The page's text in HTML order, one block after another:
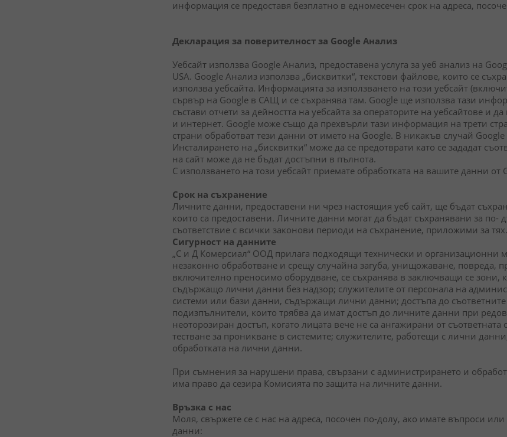
информация се предоставя безплатно в едномесечен срок на адреса,
Декларация за поверителност за Google Анализ
Уебсайт използва Google Анализ, предоставена услуга за уеб анализ на
USA. Google Анализ използва „бисквитки“, текстови файлове, които се
използва уебсайта. Информацията за използването на този уебсайт
сървър на Google в САЩ и се съхранява там. Google ще използва тази
състави отчети за дейността на уебсайта за операторите на уебсайтове и
и интернет. Google може също да прехвърли тази информация на трети
страни обработват тези данни от името на Google. В никакъв случай
Инсталирането на „бисквитки“ може да се предотврати като се зададат
на сайт може да не бъдат достъпни в пълнота.
С използването на този уебсайт приемате обработката на вашите данни
Срок на съхранение
Личните данни, предоставени ни чрез настоящия уеб сайт, ще бъдат
които са предоставени. Личните данни могат да бъдат съхранявани за по-
съответствие с всички законови периоди на съхранение, приложими за тях.
Сигурност на данните
„С и Д Комерсиал“ ООД прилага подходящи технически и
незаконно обработване и срещу случайна загуба, унищожаване, повреда,
включително преносимо оборудване, се съхранява в заключващи се зони,
съдържащо лични данни без надзор; служителите от персонала на
системи или бази данни, съдържащи лични данни; достъпа до
подизпълнители, които трябва да имат достъп до личните данни при
неоторозиран достъп, когато лицата вече не са ангажирани от
тестване за проникване в системите; служителите, работещи с лични
обработката на лични данни.
При съмнения за нарушени права, свързани с администрирането и
има право да сезира Комисията по защита на личните данни.
Връзка с нас
Моля, свържете се с нас на адреса, посочен по-долу, ако имате въпроси
данни: